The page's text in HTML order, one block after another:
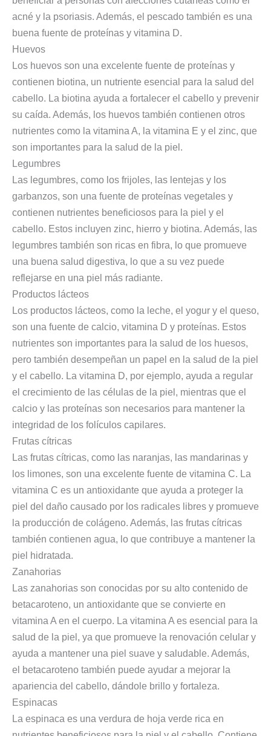
acné y la psoriasis. Además, el pescado también es una
buena fuente de proteínas y vitamina D.
Huevos
Los huevos son una excelente fuente de proteínas y
contienen biotina, un nutriente esencial para la salud del
cabello. La biotina ayuda a fortalecer el cabello y prevenir
su caída. Además, los huevos también contienen otros
nutrientes como la vitamina A, la vitamina E y el zinc, que
son importantes para la salud de la piel.
Legumbres
Las legumbres, como los frijoles, las lentejas y los
garbanzos, son una fuente de proteínas vegetales y
contienen nutrientes beneficiosos para la piel y el
cabello. Estos incluyen zinc, hierro y biotina. Además, las
legumbres también son ricas en fibra, lo que promueve
una buena salud digestiva, lo que a su vez puede
reflejarse en una piel más radiante.
Productos lácteos
Los productos lácteos, como la leche, el yogur y el queso,
son una fuente de calcio, vitamina D y proteínas. Estos
nutrientes son importantes para la salud de los huesos,
pero también desempeñan un papel en la salud de la piel
y el cabello. La vitamina D, por ejemplo, ayuda a regular
el crecimiento de las células de la piel, mientras que el
calcio y las proteínas son necesarios para mantener la
integridad de los folículos capilares.
Frutas cítricas
Las frutas cítricas, como las naranjas, las mandarinas y
los limones, son una excelente fuente de vitamina C. La
vitamina C es un antioxidante que ayuda a proteger la
piel del daño causado por los radicales libres y promueve
la producción de colágeno. Además, las frutas cítricas
también contienen agua, lo que contribuye a mantener la
piel hidratada.
Zanahorias
Las zanahorias son conocidas por su alto contenido de
betacaroteno, un antioxidante que se convierte en
vitamina A en el cuerpo. La vitamina A es esencial para la
salud de la piel, ya que promueve la renovación celular y
ayuda a mantener una piel suave y saludable. Además,
el betacaroteno también puede ayudar a mejorar la
apariencia del cabello, dándole brillo y fortaleza.
Espinacas
La espinaca es una verdura de hoja verde rica en